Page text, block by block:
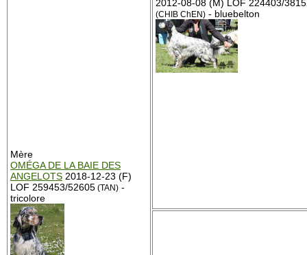
Mère
OMÉGA DE LA BAIE DES
ANGELOTS 2018-12-23 (F)
LOF 259453/52605 (TAN) -
tricolore
2012-08-08 (M) LOF 224403/
(CHIB ChEN) - bluebelton